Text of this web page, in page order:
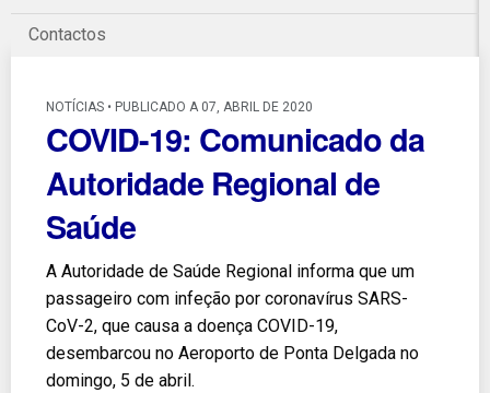
Contactos
NOTÍCIAS • PUBLICADO A 07, ABRIL DE 2020
COVID-19: Comunicado da
Autoridade Regional de
Saúde
A Autoridade de Saúde Regional informa que um
passageiro com infeção por coronavírus SARS-
CoV-2, que causa a doença COVID-19,
desembarcou no Aeroporto de Ponta Delgada no
domingo, 5 de abril.